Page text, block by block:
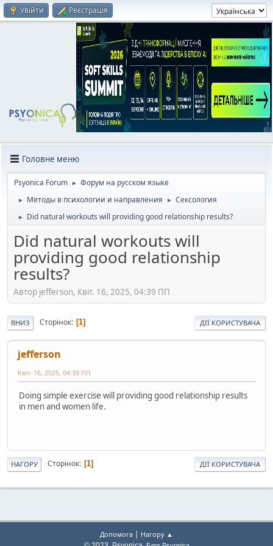
Увійти Реєстрація
Головне меню
Psyonica Forum ► Форум на русском языке
► Методы в психологии и направления ► Сексология
► Did natural workouts will providing good relationship results?
Did natural workouts will
providing good relationship
results?
Автор jefferson, Квіт. 16, 2025, 04:39 ПП
ВНИЗ Сторінок 1 ДІЇ КОРИСТУВАЧА
jefferson
Квіт. 16, 2025, 04:39 ПП
Doing simple exercise will providing good relationship results
in men and women life.
НАГОРУ Сторінок 1 ДІЇ КОРИСТУВАЧА
Допомога | Нагору ▲